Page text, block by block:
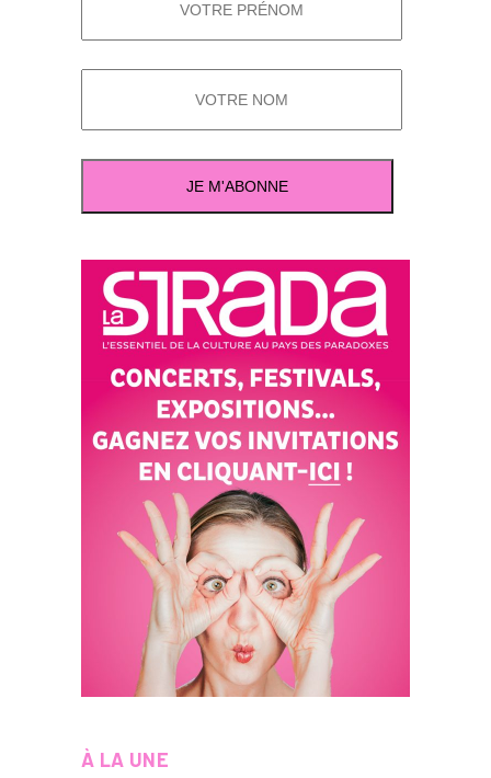
À LA UNE